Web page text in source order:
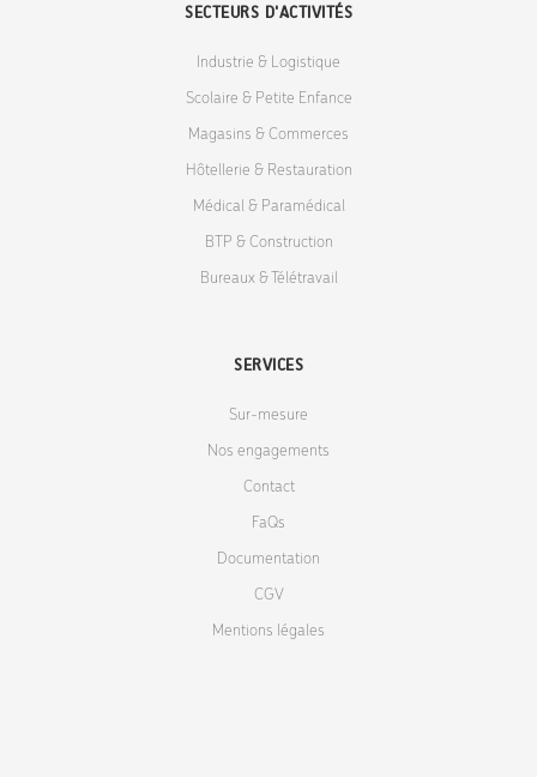
SECTEURS D'ACTIVITÉS
Industrie & Logistique
Scolaire & Petite Enfance
Magasins & Commerces
Hôtellerie & Restauration
Médical & Paramédical
BTP & Construction
Bureaux & Télétravail
SERVICES
Sur-mesure
Nos engagements
Contact
FaQs
Documentation
CGV
Mentions légales